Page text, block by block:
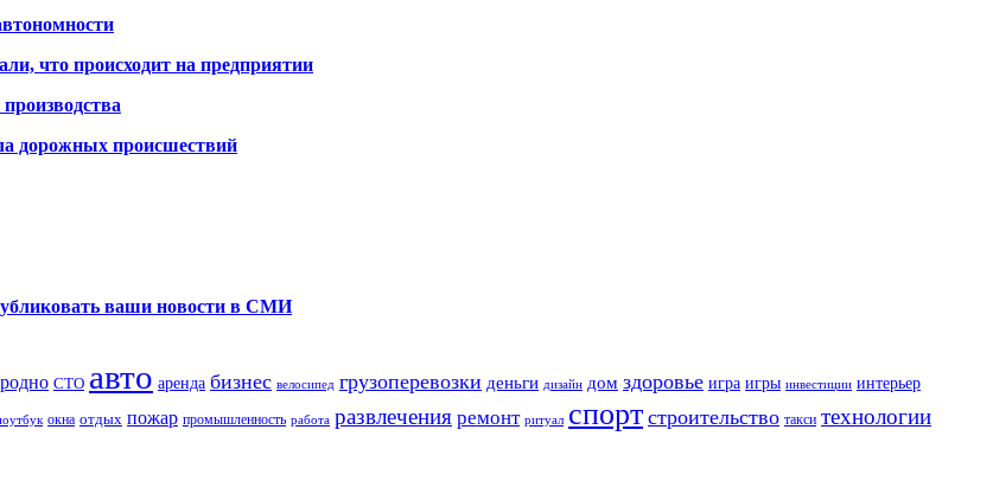
что происходит на предприятии
дорожных происшествий
ваши новости в СМИ
СТО авто аренда бизнес велосипед грузоперевозки деньги дизайн дом здоровье игра игры инвестиции интерьер
окна отдых пожар промышленность работа развлечения ремонт ритуал спорт строительство такси технологии